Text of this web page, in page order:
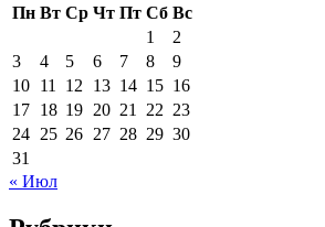
Пн Вт Ср Чт Пт Сб Вс
1
2
3
4 5 6 7 8
9
10 11 12 13 14 15 16
17 18 19 20 21 22 23
24 25 26 27 28 29 30
31
« Июл